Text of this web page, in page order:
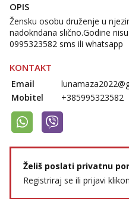
OPIS
Žensku osobu druženje u
nadokndana slično.Godine
0995323582 sms ili whatsapp
KONTAKT
Email
Mobitel
+385995323582
Želiš poslati privatnu
Registriraj se ili prijavi